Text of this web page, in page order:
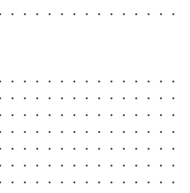
・・・・・・・・・・・・・
・・・・・・・・・・・・・
・・・・・・・・・・・・・
・・・・・・・・・・・・・
・・・・・・・・・・・・・
・・・・・・・・・・・・・
・・・・・・・・・・・・・
・・・・・・・・・・・・・